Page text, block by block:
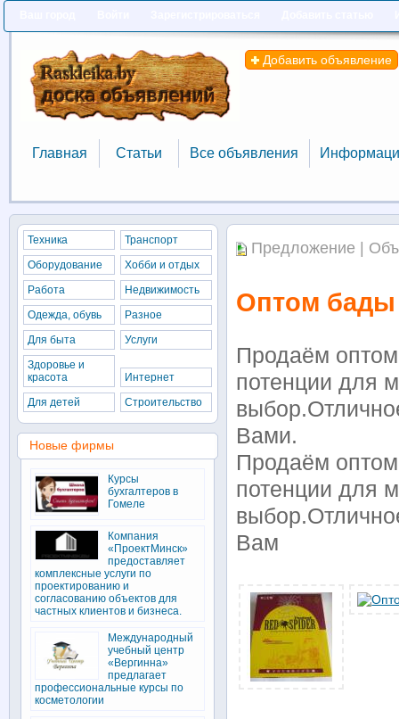
Добавить объявление
Главная
Главная
Статьи
Статьи
Все объявления
Все объявления
Предложение |
Оптом
Продаём
потенции для
Вами.
Продаём
потенции для
Вам
Техника
Транспорт
Оборудование
Хобби и отдых
Работа
Недвижимость
Одежда, обувь
Разное
Для быта
Услуги
Здоровье и
красота
Интернет
Для детей
Строительство
Новые фирмы
Курсы
бухгалтеров в
Гомеле
Компания
«ПроектМинск»
предоставляет
комплексные услуги по
проектированию и
согласованию объектов для
частных клиентов и бизнеса.
Международный
учебный центр
«Вергинна»
предлагает
профессиональные курсы по
косметологии